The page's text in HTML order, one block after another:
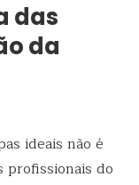
das
da
ideais não é
profissionais do